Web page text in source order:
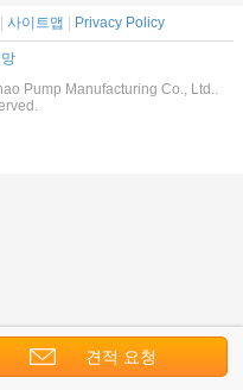
견적 요청
사이트맵 Privacy Policy
Pump Manufacturing Co., Ltd..